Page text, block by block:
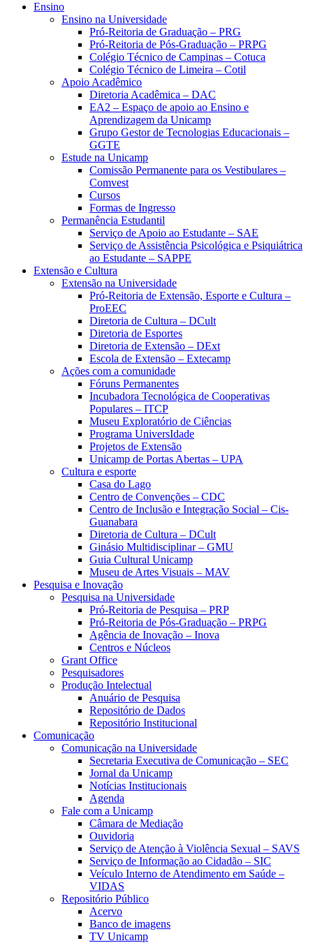
Ensino
Ensino na Universidade
Pró-Reitoria de Graduação – PRG
Pró-Reitoria de Pós-Graduação – PRPG
Colégio Técnico de Campinas – Cotuca
Colégio Técnico de Limeira – Cotil
Apoio Acadêmico
Diretoria Acadêmica – DAC
EA2 – Espaço de apoio ao Ensino e
Aprendizagem da Unicamp
Grupo Gestor de Tecnologias Educacionais –
GGTE
Estude na Unicamp
Comissão Permanente para os Vestibulares –
Comvest
Cursos
Formas de Ingresso
Permanência Estudantil
Serviço de Apoio ao Estudante – SAE
Serviço de Assistência Psicológica e Psiquiátrica
ao Estudante – SAPPE
Extensão e Cultura
Extensão na Universidade
Pró-Reitoria de Extensão, Esporte e Cultura –
ProEEC
Diretoria de Cultura – DCult
Diretoria de Esportes
Diretoria de Extensão – DExt
Escola de Extensão – Extecamp
Ações com a comunidade
Fóruns Permanentes
Incubadora Tecnológica de Cooperativas
Populares – ITCP
Museu Exploratório de Ciências
Programa UniversIdade
Projetos de Extensão
Unicamp de Portas Abertas – UPA
Cultura e esporte
Casa do Lago
Centro de Convenções – CDC
Centro de Inclusão e Integração Social – Cis-
Guanabara
Diretoria de Cultura – DCult
Ginásio Multidisciplinar – GMU
Guia Cultural Unicamp
Museu de Artes Visuais – MAV
Pesquisa e Inovação
Pesquisa na Universidade
Pró-Reitoria de Pesquisa – PRP
Pró-Reitoria de Pós-Graduação – PRPG
Agência de Inovação – Inova
Centros e Núcleos
Grant Office
Pesquisadores
Produção Intelectual
Anuário de Pesquisa
Repositório de Dados
Repositório Institucional
Comunicação
Comunicação na Universidade
Secretaria Executiva de Comunicação – SEC
Jornal da Unicamp
Notícias Institucionais
Agenda
Fale com a Unicamp
Câmara de Mediação
Ouvidoria
Serviço de Atenção à Violência Sexual – SAVS
Serviço de Informação ao Cidadão – SIC
Veículo Interno de Atendimento em Saúde –
VIDAS
Repositório Público
Acervo
Banco de imagens
TV Unicamp